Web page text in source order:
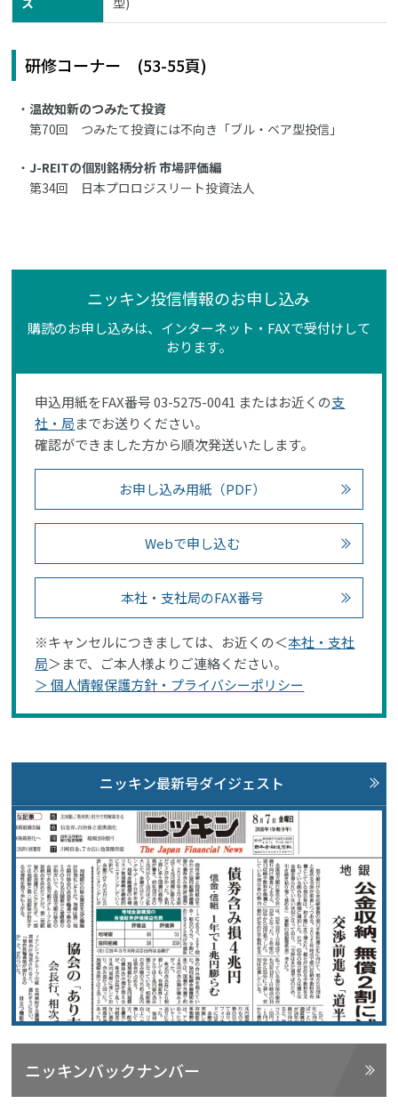
研修コーナー (53-55頁)
温故知新のつみたて投資
第70回 つみたて投資には不向き「ブル・ベア型投信」
J-REITの個別銘柄分析 市場評価編
第34回 日本プロロジスリート投資法人
ニッキン投信情報のお申し込み
購読のお申し込みは、インターネット・FAXで受付けして
おります。
申込用紙をFAX番号 03-5275-0041 またはお近くの支
社・局までお送りください。
確認ができました方から順次発送いたします。
お申し込み用紙（PDF）
Webで申し込む
本社・支社局のFAX番号
※キャンセルにつきましては、お近くの＜本社・支社
局＞まで、ご本人様よりご連絡ください。
＞ 個人情報保護方針・プライバシーポリシー
ニッキン最新号ダイジェスト
ニッキンバックナンバー